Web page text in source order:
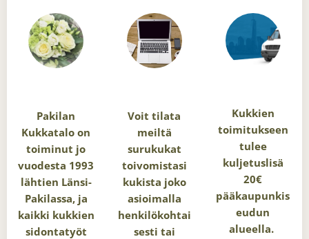
Pakilan
Kukkatalo on
toiminut jo
vuodesta 1993
lähtien Länsi-
Pakilassa, ja
kaikki kukkien
sidontatyöt
Voit tilata
meiltä
surukukat
toivomistasi
kukista joko
asioimalla
henkilökohtai
sesti tai
Kukkien
toimitukseen
tulee
kuljetuslisä
20€
pääkaupunkis
eudun
alueella.